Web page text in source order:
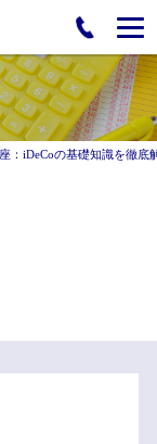
：iDeCoの基礎知識を徹底